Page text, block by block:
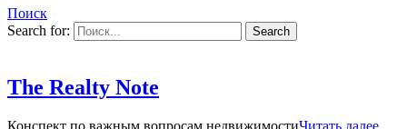
Поиск
Search for:
The Realty Note